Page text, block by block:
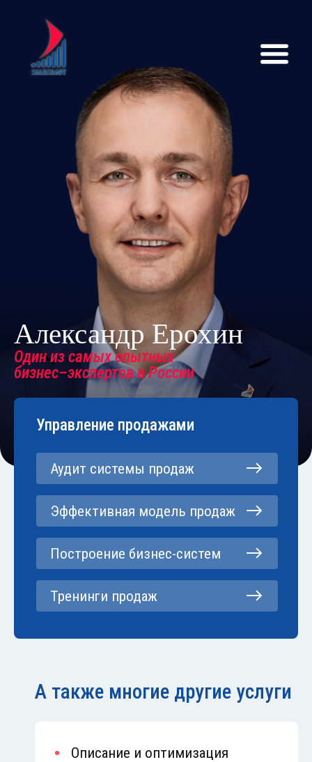
Александр Ерохин
Один из самых опытных
бизнес–экспертов в России
Управление продажами
Аудит системы продаж
Эффективная модель продаж
Построение бизнес-систем
Тренинги продаж
А также многие другие услуги
Описание и оптимизация